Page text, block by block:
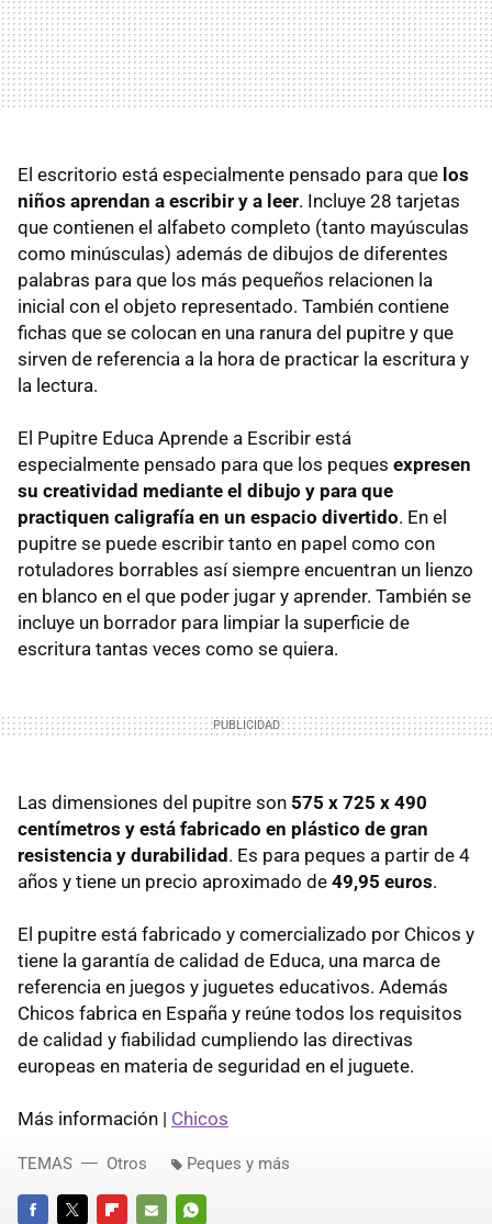
El escritorio está especialmente pensado para que los
niños aprendan a escribir y a leer. Incluye 28 tarjetas
que contienen el alfabeto completo (tanto mayúsculas
como minúsculas) además de dibujos de diferentes
palabras para que los más pequeños relacionen la
inicial con el objeto representado. También contiene
fichas que se colocan en una ranura del pupitre y que
sirven de referencia a la hora de practicar la escritura y
la lectura.
El Pupitre Educa Aprende a Escribir está
especialmente pensado para que los peques expresen
su creatividad mediante el dibujo y para que
practiquen caligrafía en un espacio divertido. En el
pupitre se puede escribir tanto en papel como con
rotuladores borrables así siempre encuentran un lienzo
en blanco en el que poder jugar y aprender. También se
incluye un borrador para limpiar la superficie de
escritura tantas veces como se quiera.
Las dimensiones del pupitre son 575 x 725 x 490
centímetros y está fabricado en plástico de gran
resistencia y durabilidad . Es para peques a partir de 4
años y tiene un precio aproximado de 49,95 euros.
El pupitre está fabricado y comercializado por Chicos y
tiene la garantía de calidad de Educa, una marca de
referencia en juegos y juguetes educativos. Además
Chicos fabrica en España y reúne todos los requisitos
de calidad y fiabilidad cumpliendo las directivas
europeas en materia de seguridad en el juguete.
Más información | Chicos
TEMAS Otros Peques y más